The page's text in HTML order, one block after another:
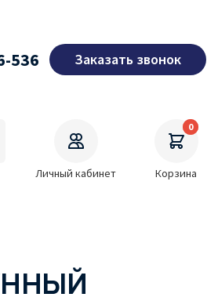
536 Заказать звонок
Личный кабинет
0
Корзина